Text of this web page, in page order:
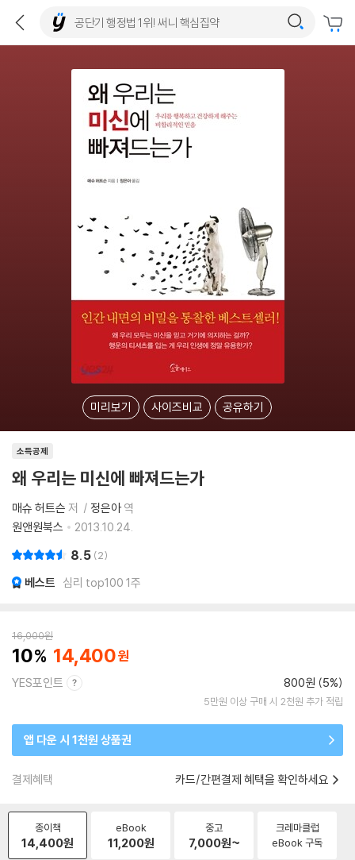
미리보기 사이즈비교 공유하기
소득공제
왜 우리는 미신에 빠져드는가
매슈 허트슨 저 정은아역
원앤원북스
2013.10.24.
8.5 2
베스트 심리 top100 1주
16,000원
10 14,400
YES포인트 800원 (5%)
5만원 이상 구매 시 2천원 추가 적립
앱 다운 시 1천원 상품권
결제혜택 카드/간편결제 혜택을 확인하세요
종이책
14,400원
eBook
11,200원
중고
7,000원~
크레마클럽
eBook 구독